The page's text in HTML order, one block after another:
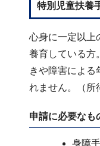
特別児童扶養
心身に一定以上
養育している方
きや障害による
れません。（所
申請に必要なも
身障